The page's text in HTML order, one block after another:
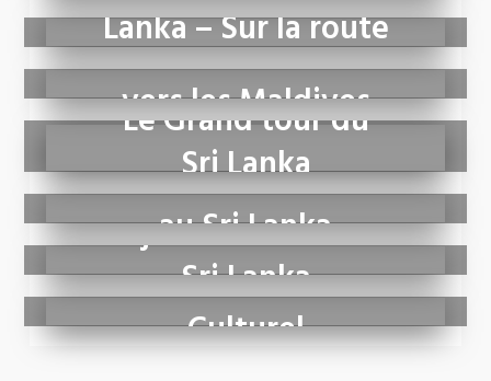
Lanka – Sur la route
du thé
Extension balnéaire
vers les Maldives
Le Grand tour du
Sri Lanka
Petites aventures
au Sri Lanka
Séjour balnéaire au
Sri Lanka
Circuit Sri Lanka
Culturel